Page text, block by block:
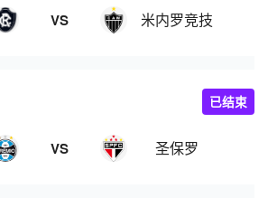
VS 米内罗竞技
VS 圣保罗
已结束